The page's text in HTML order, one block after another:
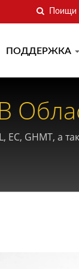
ПОДДЕРЖКА
EC, GHMT, а